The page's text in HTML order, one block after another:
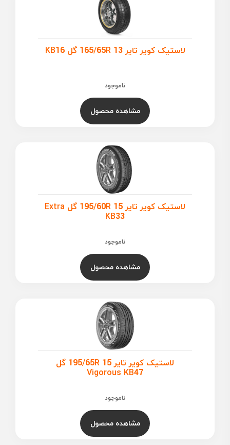
لاستیک کویر تایر 165/65R 13 گل KB16
ناموجود
مشاهده محصول
لاستیک کویر تایر 195/60R 15 گل Extra
KB33
ناموجود
مشاهده محصول
لاستیک کویر تایر 195/65R 15 گل
Vigorous KB47
ناموجود
مشاهده محصول